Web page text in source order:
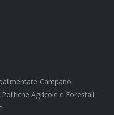
Campano
Agricole e Forestali.